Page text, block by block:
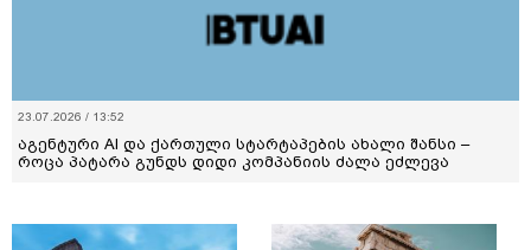
23.07.2026 / 13:52
აგენტური AI და ქართული სტარტაპების ახალი შანსი –
როცა პატარა გუნდს დიდი კომპანიის ძალა ეძლევა